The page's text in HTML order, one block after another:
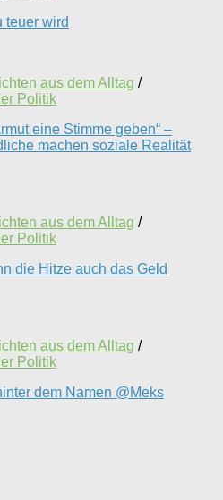
teuer wird
aus dem Alltag /
Politik
eine Stimme geben“ –
machen soziale Realität
aus dem Alltag /
Politik
die Hitze auch das Geld
aus dem Alltag /
Politik
dem Namen @Meks